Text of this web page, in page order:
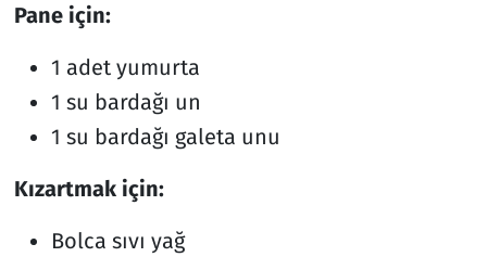
Pane için:
1 adet yumurta
1 su bardağı un
1 su bardağı galeta unu
Kızartmak için:
Bolca sıvı yağ